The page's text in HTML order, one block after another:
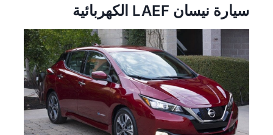
سيارة نيسان LAEF الكهربائية